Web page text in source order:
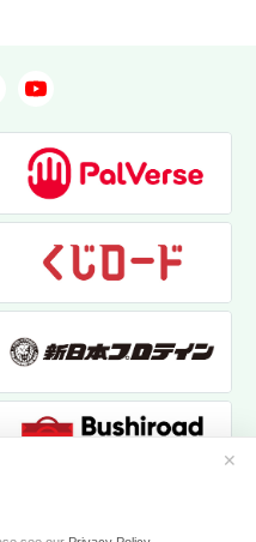
✕